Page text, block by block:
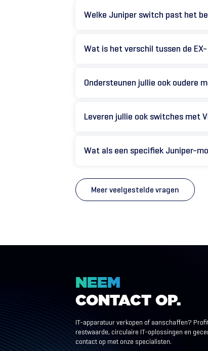
Welke Juniper switch past het
Wat is het verschil tussen de
Ondersteunen jullie ook oudere
Leveren jullie ook switches met
Wat als een specifiek Juniper-
Meer veelgestelde vragen
NEEM
CONTACT OP.
IT-apparatuur verkopen of aanschaffen?
restwaarde, circulaire IT-oplossingen en
contact op met onze specialisten.